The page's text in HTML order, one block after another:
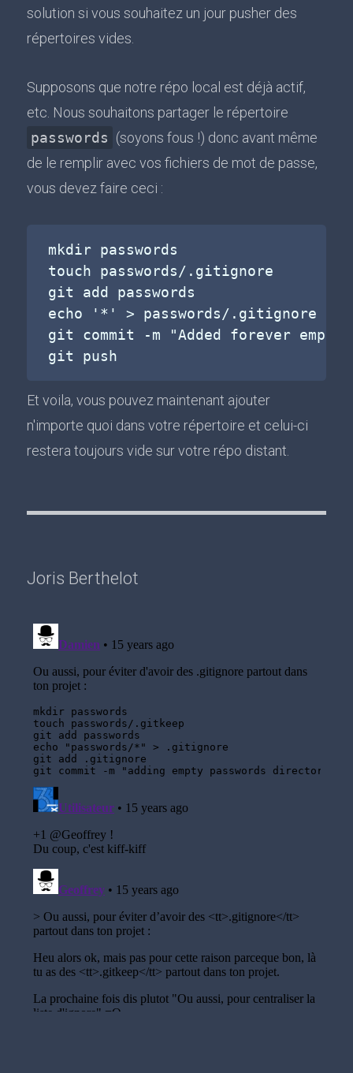
solution si vous souhaitez un jour pusher des
répertoires vides.
Supposons que notre répo local est déjà actif,
etc. Nous souhaitons partager le répertoire
passwords (soyons fous !) donc avant même
de le remplir avec vos fichiers de mot de passe,
vous devez faire ceci :
mkdir passwords
touch passwords/.gitignore
git add passwords
echo '*' > passwords/.gitignore
git commit -m "Added forever
Et voila, vous pouvez maintenant ajouter
n'importe quoi dans votre répertoire et celui-ci
restera toujours vide sur votre répo distant.
Joris Berthelot